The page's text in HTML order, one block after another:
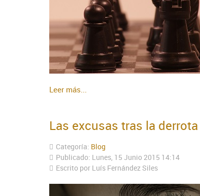
Leer más...
Las excusas tras la
Categoría: Blog
Publicado: Lunes, 15 Junio 2015 14:14
Escrito por Luís Fernández Siles